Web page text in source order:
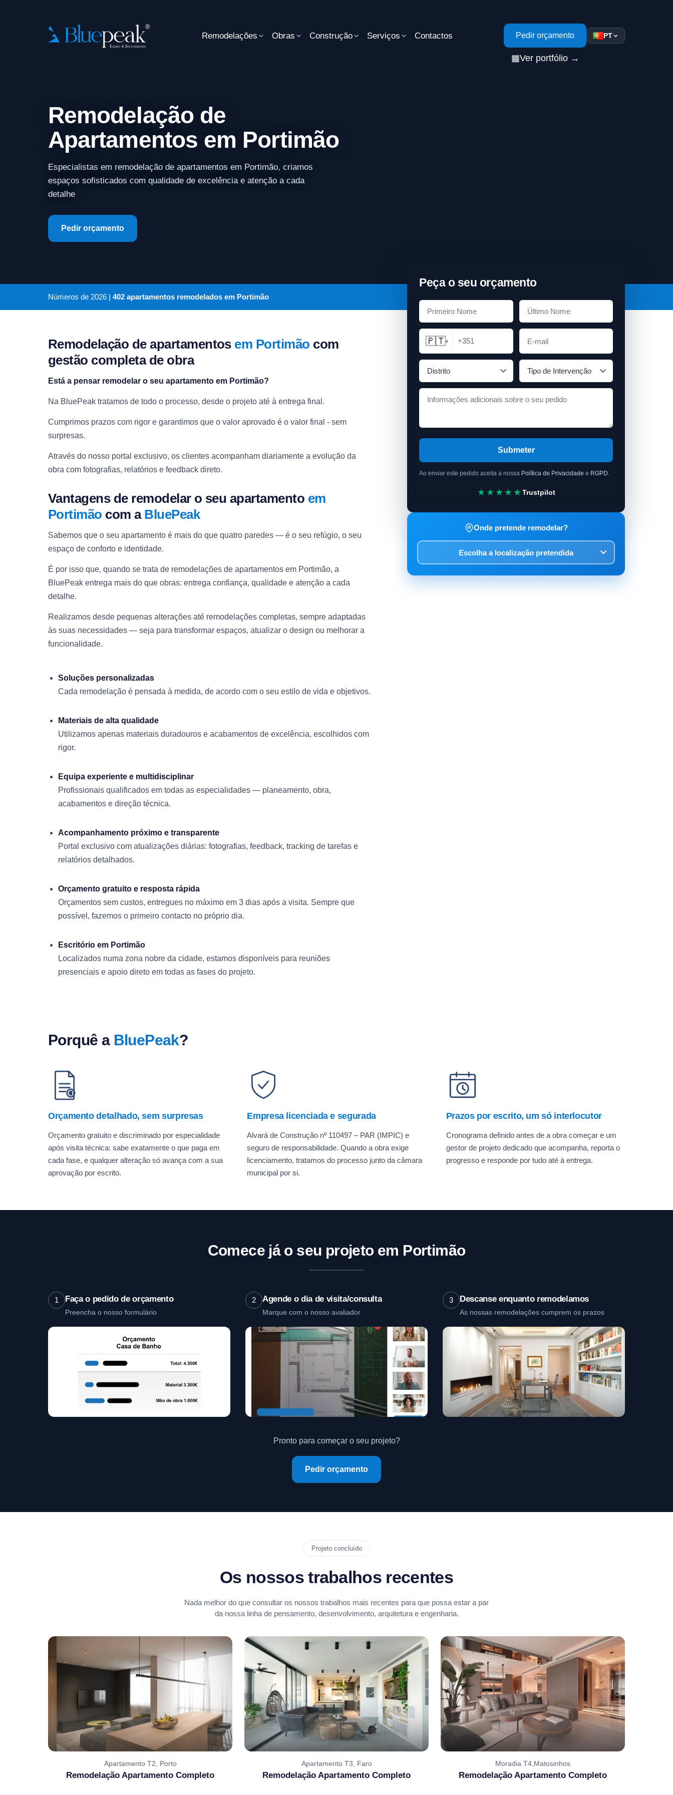
Remodelações Obras Construção Serviços Contactos Pedir orçamento
▦Ver portfólio →
PT
Remodelação de
Apartamentos em Portimão
Especialistas em remodelação de apartamentos em Portimão, criamos
espaços sofisticados com qualidade de excelência e atenção a cada
detalhe
Pedir orçamento
Números de 2026 | 402 apartamentos remodelados em Portimão
Remodelação de apartamentos em Portimão com
gestão completa de obra
Está a pensar remodelar o seu apartamento em Portimão?
Na BluePeak tratamos de todo o processo, desde o projeto até à entrega final.
Cumprimos prazos com rigor e garantimos que o valor aprovado é o valor final - sem
surpresas.
Através do nosso portal exclusivo, os clientes acompanham diariamente a evolução da
obra com fotografias, relatórios e feedback direto.
Vantagens de remodelar o seu apartamento em
Portimão com a BluePeak
Sabemos que o seu apartamento é mais do que quatro paredes — é o seu refúgio, o seu
espaço de conforto e identidade.
É por isso que, quando se trata de remodelações de apartamentos em Portimão, a
BluePeak entrega mais do que obras: entrega confiança, qualidade e atenção a cada
detalhe.
Realizamos desde pequenas alterações até remodelações completas, sempre adaptadas
às suas necessidades — seja para transformar espaços, atualizar o design ou melhorar a
funcionalidade.
Soluções personalizadas
Cada remodelação é pensada à medida, de acordo com o seu estilo de vida e objetivos.
Materiais de alta qualidade
Utilizamos apenas materiais duradouros e acabamentos de excelência, escolhidos com
rigor.
Equipa experiente e multidisciplinar
Profissionais qualificados em todas as especialidades — planeamento, obra,
acabamentos e direção técnica.
Acompanhamento próximo e transparente
Portal exclusivo com atualizações diárias: fotografias, feedback, tracking de tarefas e
relatórios detalhados.
Orçamento gratuito e resposta rápida
Orçamentos sem custos, entregues no máximo em 3 dias após a visita. Sempre que
possível, fazemos o primeiro contacto no próprio dia.
Escritório em Portimão
Localizados numa zona nobre da cidade, estamos disponíveis para reuniões
presenciais e apoio direto em todas as fases do projeto.
Peça o seu orçamento
🇵🇹▾ +351
Submeter
Ao enviar este pedido aceita a nossa Política de Privacidade e RGPD
★★★★★Trustpilot
Onde pretende remodelar?
Porquê a BluePeak?
Orçamento detalhado, sem surpresas
Orçamento gratuito e discriminado por especialidade
após visita técnica: sabe exatamente o que paga em
cada fase, e qualquer alteração só avança com a sua
aprovação por escrito.
Empresa licenciada e segurada
Alvará de Construção nº 110497 – PAR (IMPIC) e
seguro de responsabilidade. Quando a obra exige
licenciamento, tratamos do processo junto da câmara
municipal por si.
Prazos por escrito, um só interlocutor
Cronograma definido antes de a obra começar e um
gestor de projeto dedicado que acompanha, reporta o
progresso e responde por tudo até à entrega.
Comece já o seu projeto em Portimão
1 Faça o pedido de orçamento
Preencha o nosso formulário
2 Agende o dia de visita/consulta
Marque com o nosso avaliador
3 Descanse enquanto remodelamos
As nossas remodelações cumprem os prazos
Pronto para começar o seu projeto?
Pedir orçamento
Projeto concluído
Os nossos trabalhos recentes
Nada melhor do que consultar os nossos trabalhos mais recentes para que possa estar a par
da nossa linha de pensamento, desenvolvimento, arquitetura e engenharia.
Apartamento T2, Porto
Remodelação Apartamento Completo
Apartamento T3, Faro
Remodelação Apartamento Completo
Moradia T4,Matosinhos
Remodelação Apartamento Completo